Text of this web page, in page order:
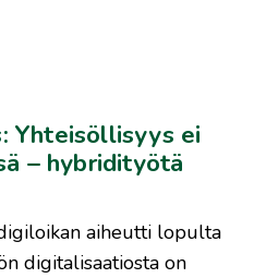
Yhteisöllisyys ei
– hybridityötä
aiheutti lopulta
digitalisaatiosta on